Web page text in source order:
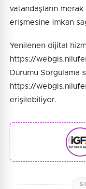
vatandaşların
erişmesine imkan
Yenilenen dijital
https://
Durumu Sorgulama
https://
erişilebiliyor.